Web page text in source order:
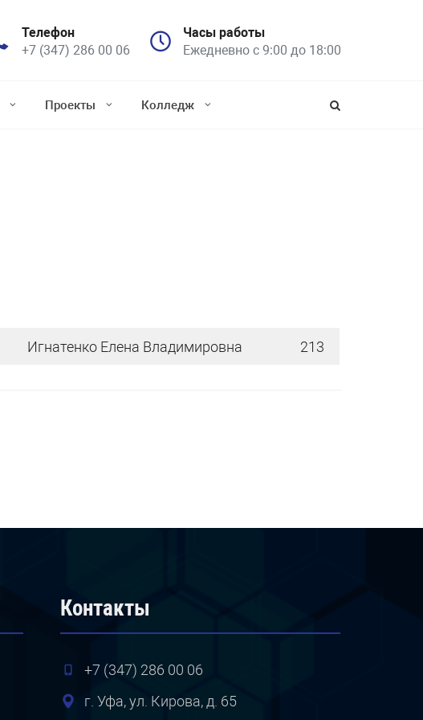
Телефон
+7 (347) 286 00 06
Часы работы
Ежедневно с 9:00 до 18:00
Проекты Колледж
Игнатенко Елена Владимировна 213
Контакты
+7 (347) 286 00 06
г. Уфа, ул. Кирова, д. 65